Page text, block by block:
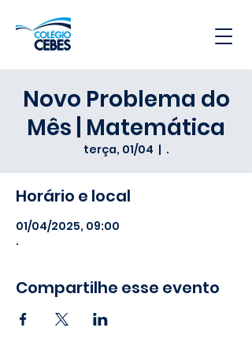
Novo Problema do
Mês | Matemática
terça, 01/04
  |
.
Horário e local
01/04/2025, 09:00
.
Compartilhe esse evento